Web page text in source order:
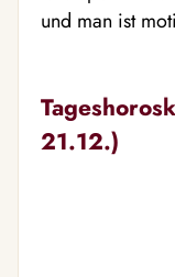
und man ist
21.12.)